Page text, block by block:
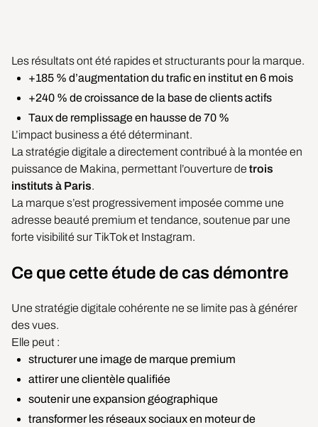
Les résultats ont été rapides et structurants pour la marque.
+185 % d’augmentation du trafic en institut en 6 mois
+240 % de croissance de la base de clients actifs
Taux de remplissage en hausse de 70 %
L’impact business a été déterminant.
La stratégie digitale a directement contribué à la montée en
puissance de Makina, permettant l’ouverture de trois
instituts à Paris.
La marque s’est progressivement imposée comme une
adresse beauté premium et tendance, soutenue par une
forte visibilité sur TikTok et Instagram.
Ce que cette étude de cas démontre
Une stratégie digitale cohérente ne se limite pas à générer
des vues.
Elle peut :
structurer une image de marque premium
attirer une clientèle qualifiée
soutenir une expansion géographique
transformer les réseaux sociaux en moteur de